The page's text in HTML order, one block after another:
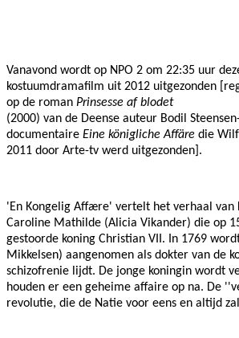
Vanavond wordt op NPO 2 om 22:35 uur
kostuumdramafilm uit 2012 uitgezonden
op de roman Prinsesse af blodet
(2000) van de Deense auteur Bodil
documentaire Eine königliche Affäre die
2011 door Arte-tv werd uitgezonden].
'En Kongelig Affære' vertelt het verhaal van
Caroline Mathilde (Alicia Vikander) die op
gestoorde koning Christian VII. In 1769
Mikkelsen) aangenomen als dokter van de
schizofrenie lijdt. De jonge koningin wordt
houden er een geheime affaire op na. De
revolutie, die de Natie voor eens en altijd